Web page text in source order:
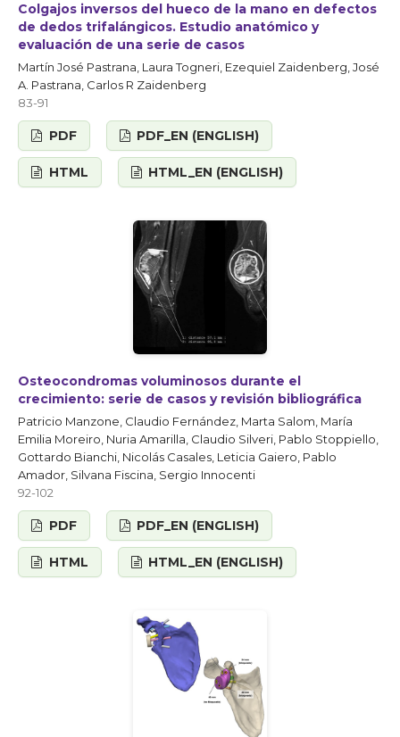
Colgajos inversos del hueco de la mano en defectos
de dedos trifalángicos. Estudio anatómico y
evaluación de una serie de casos
Martín José Pastrana, Laura Togneri, Ezequiel Zaidenberg, José
A. Pastrana, Carlos R Zaidenberg
83-91
PDF PDF_EN (ENGLISH)
HTML HTML_EN (ENGLISH)
Osteocondromas voluminosos durante el
crecimiento: serie de casos y revisión bibliográfica
Patricio Manzone, Claudio Fernández, Marta Salom, María
Emilia Moreiro, Nuria Amarilla, Claudio Silveri, Pablo Stoppiello,
Gottardo Bianchi, Nicolás Casales, Leticia Gaiero, Pablo
Amador, Silvana Fiscina, Sergio Innocenti
92-102
PDF PDF_EN (ENGLISH)
HTML HTML_EN (ENGLISH)